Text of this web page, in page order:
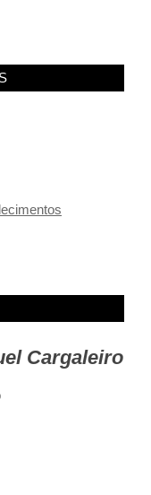
Cargaleiro